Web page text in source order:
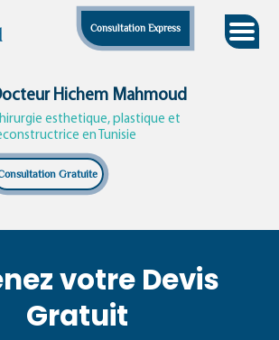
Consultation Express
Hichem Mahmoud
esthetique, plastique et
en Tunisie
Gratuite
votre Devis
Gratuit